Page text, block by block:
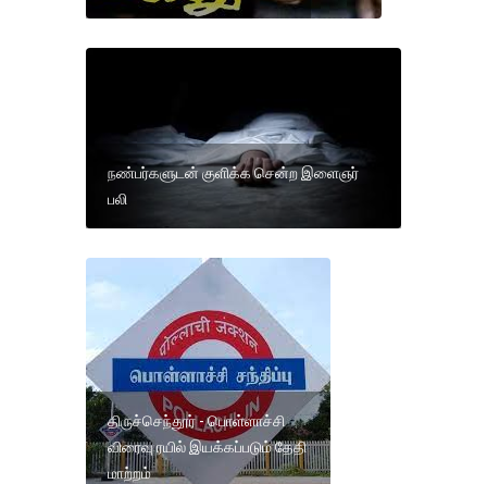
நண்பர்களுடன் குளிக்க சென்ற இளைஞர்
பலி
திருச்செந்தூர் - பொள்ளாச்சி
விரைவு ரயில் இயக்கப்படும் தேதி
மாற்றம்